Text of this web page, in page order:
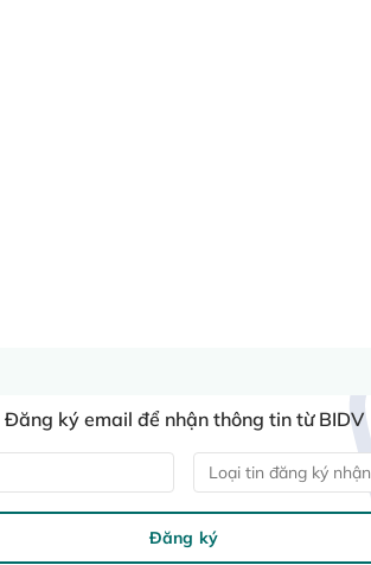
Đăng ký email để nhận thông tin từ BIDV
Loại tin đăng ký nhận
Đăng ký